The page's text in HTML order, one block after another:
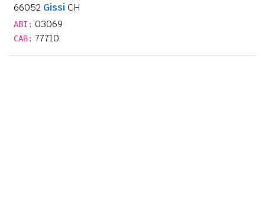
66052 Gissi CH
ABI: 03069
CAB: 77710